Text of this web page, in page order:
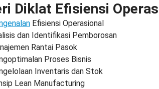
Diklat Efisiensi
Efisiensi Operasional
dan Identifikasi Pemborosan
Rantai Pasok
Proses Bisnis
Inventaris dan Stok
Lean Manufacturing